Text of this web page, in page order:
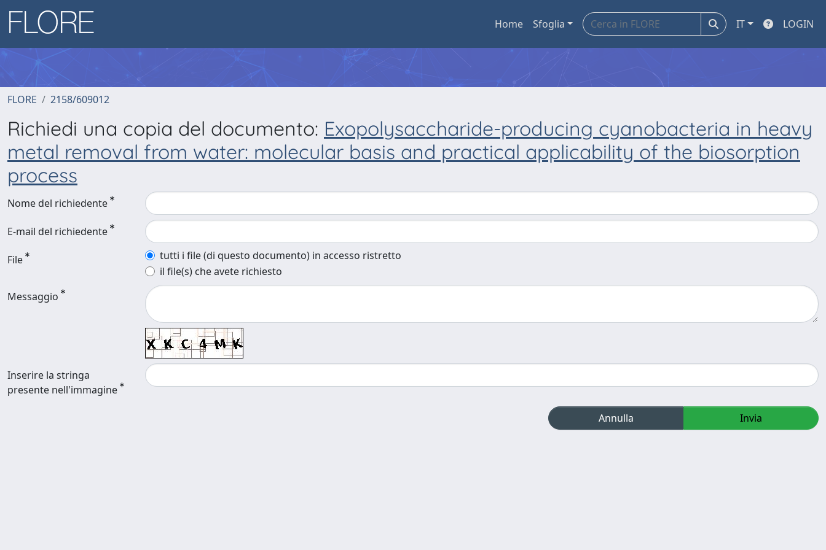
Home Sfoglia IT LOGIN
FLORE 2158/609012
Richiedi una copia del documento: Exopolysaccharide-producing cyanobacteria in heavy
metal removal from water: molecular basis and practical applicability of the biosorption
process
Nome del richiedente
E-mail del richiedente
File
tutti i file (di questo documento) in accesso ristretto
il file(s) che avete richiesto
Messaggio
Inserire la stringa
presente nell'immagine
Annulla Invia